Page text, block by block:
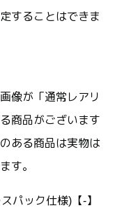
することはできま
像が「通常レアリ
商品がございます
ある商品は実物は
す。
パック仕様)【-】